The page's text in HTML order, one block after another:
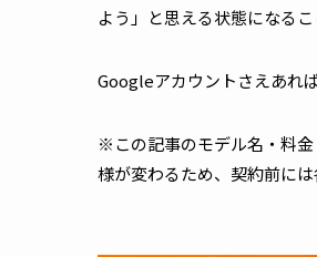
よう」と思える状態になるこ
Googleアカウントさえあれ
※この記事のモデル名・料
様が変わるため、契約前に